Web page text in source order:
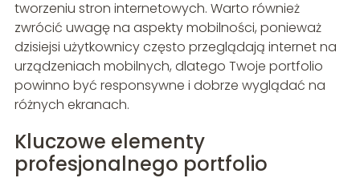
tworzeniu stron internetowych. Warto również
zwrócić uwagę na aspekty mobilności, ponieważ
dzisiejsi użytkownicy często przeglądają internet na
urządzeniach mobilnych, dlatego Twoje portfolio
powinno być responsywne i dobrze wyglądać na
różnych ekranach.
Kluczowe elementy
profesjonalnego portfolio